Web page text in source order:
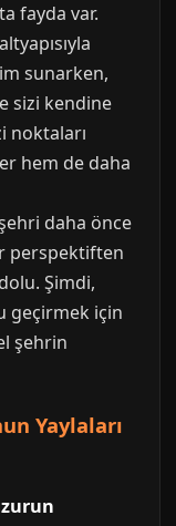
fayda var.
sunarken,
sizi kendine
noktaları
hem de daha
daha önce
perspektiften
Şimdi,
geçirmek için
şehrin
Yaylaları